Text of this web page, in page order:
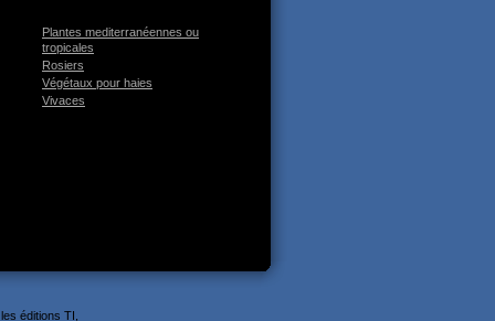
Plantes mediterranéennes ou
tropicales
Rosiers
Végétaux pour haies
Vivaces
éditions TI,